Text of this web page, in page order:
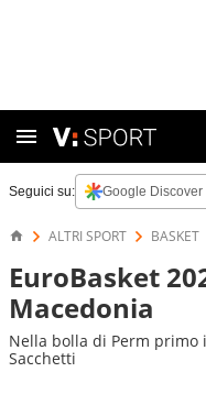
Seguici su: Google Discover
ALTRI SPORT BASKET
EuroBasket
Macedonia
Nella bolla di Perm primo
Sacchetti